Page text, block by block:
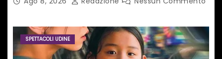
SPETTACOLI UDINE